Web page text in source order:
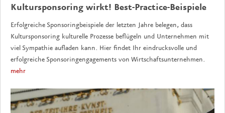
Kultursponsoring wirkt! Best-Practice-Beispiele
Erfolgreiche Sponsoringbeispiele der letzten Jahre belegen, dass
Kultursponsoring kulturelle Prozesse beflügeln und Unternehmen mit
viel Sympathie aufladen kann. Hier findet Ihr eindrucksvolle und
erfolgreiche Sponsoringengagements von Wirtschaftsunternehmen.
mehr